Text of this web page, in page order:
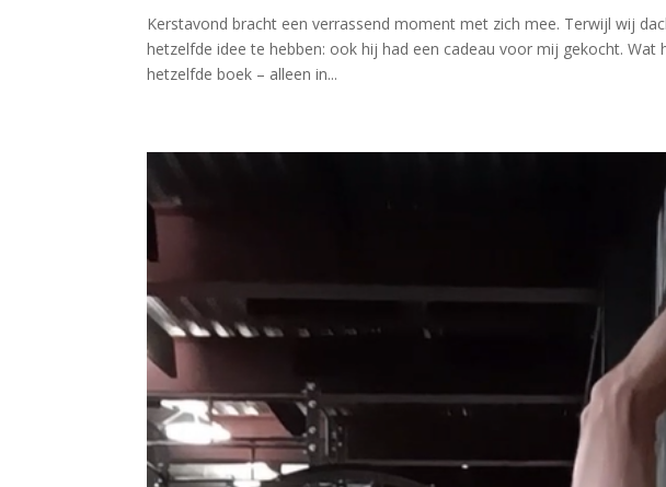
Kerstavond bracht een verrassend moment met zich mee. Terwijl wij
hetzelfde idee te hebben: ook hij had een cadeau voor mij gekocht. Wat
hetzelfde boek – alleen in...